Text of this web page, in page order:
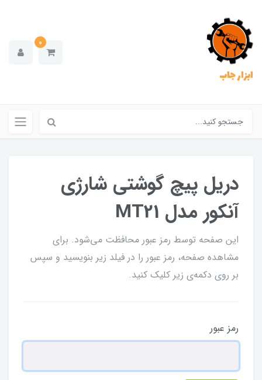
ابزار جاب
0
دریل پیچ گوشتی شارژی
آنکور مدل MT21
این صفحه توسط رمز عبور محافظت می‌شود. برای
مشاهده صفحه، رمز عبور را در فیلد زیر بنویسید و سپس
بر روی دکمه‌ی زیر کلیک کنید.
رمز عبور